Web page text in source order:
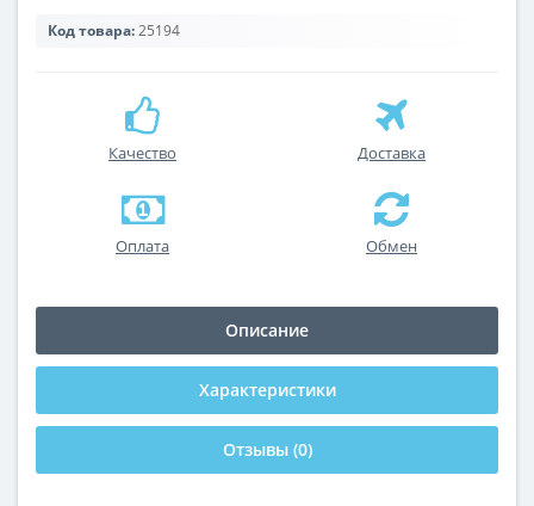
Код товара:25194
Качество Доставка
Оплата Обмен
Описание
Характеристики
Отзывы (0)